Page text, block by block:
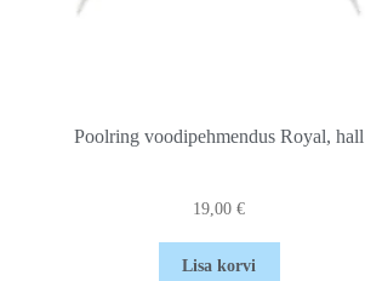
Poolring voodipehmendus Royal, hall
19,00€
Lisa korvi